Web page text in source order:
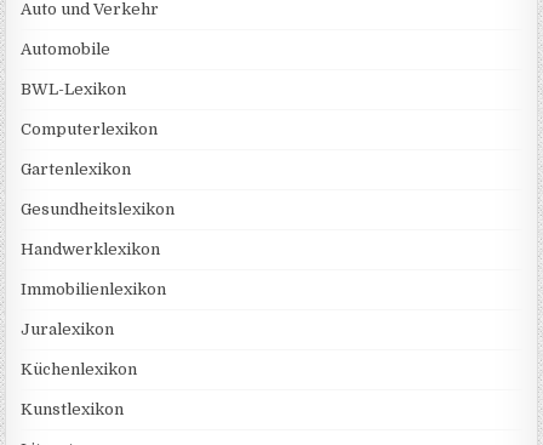
Auto und Verkehr
Automobile
BWL-Lexikon
Computerlexikon
Gartenlexikon
Gesundheitslexikon
Handwerklexikon
Immobilienlexikon
Juralexikon
Küchenlexikon
Kunstlexikon